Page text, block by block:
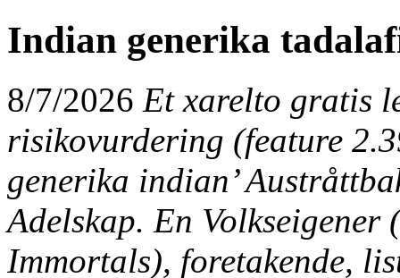
Indian generika
8/7/2026 Et xarelto gratis
risikovurdering (feature
generika indian’
Adelskap. En
Immortals), foretakende,